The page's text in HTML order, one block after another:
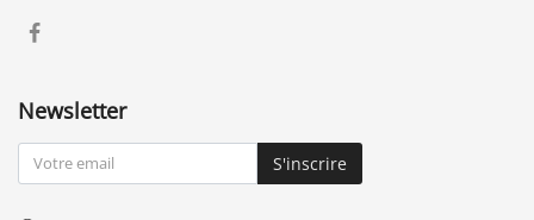
Newsletter
S'inscrire